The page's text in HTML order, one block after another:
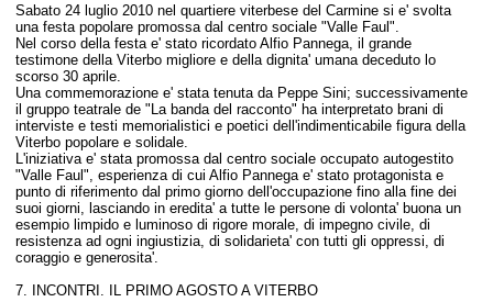
Sabato 24 luglio 2010 nel quartiere viterbese del Carmine si e' svolta
una festa popolare promossa dal centro sociale "Valle Faul".
Nel corso della festa e' stato ricordato Alfio Pannega, il grande
testimone della Viterbo migliore e della dignita' umana deceduto lo
scorso 30 aprile.
Una commemorazione e' stata tenuta da Peppe Sini; successivamente
il gruppo teatrale de "La banda del racconto" ha interpretato brani di
interviste e testi memorialistici e poetici dell'indimenticabile figura della
Viterbo popolare e solidale.
L'iniziativa e' stata promossa dal centro sociale occupato autogestito
"Valle Faul", esperienza di cui Alfio Pannega e' stato protagonista e
punto di riferimento dal primo giorno dell'occupazione fino alla fine dei
suoi giorni, lasciando in eredita' a tutte le persone di volonta' buona un
esempio limpido e luminoso di rigore morale, di impegno civile, di
resistenza ad ogni ingiustizia, di solidarieta' con tutti gli oppressi, di
coraggio e generosita'.
7. INCONTRI. IL PRIMO AGOSTO A VITERBO